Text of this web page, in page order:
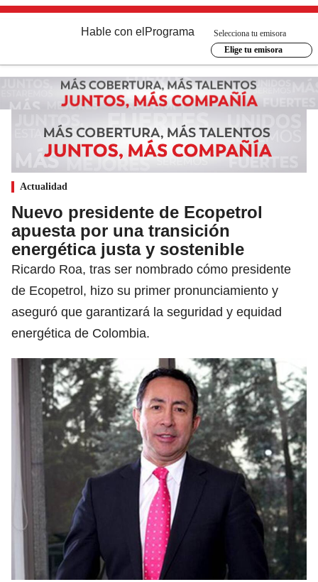
Hable con el Programa
Selecciona tu emisora
Elige tu emisora
Actualidad
Nuevo presidente de Ecopetrol
apuesta por una transición
energética justa y sostenible
Ricardo Roa, tras ser nombrado cómo presidente
de Ecopetrol, hizo su primer pronunciamiento y
aseguró que garantizará la seguridad y equidad
energética de Colombia.